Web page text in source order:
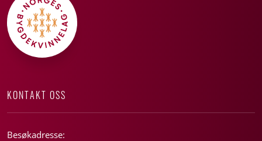
KONTAKT OSS
Besøkadresse: